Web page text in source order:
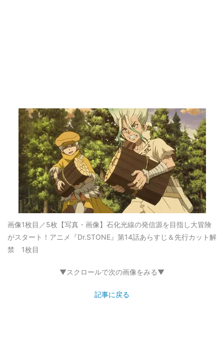
画像1枚目／5枚 【写真・画像】石化光線の発信源を目指し大冒険
がスタート！アニメ『Dr.STONE』第14話あらすじ＆先行カット解
禁 1枚目
▼スクロールで次の画像をみる▼
記事に戻る